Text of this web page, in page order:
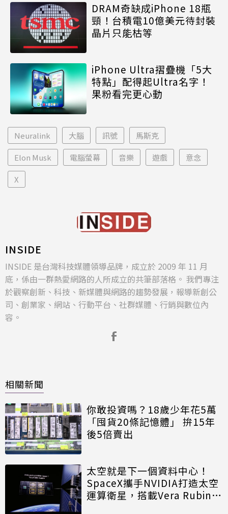
DRAM奇缺成iPhone 18瓶
頸！台積電10億美元待封裝
晶片只能枯等
iPhone Ultra摺疊機「5大
特點」配得起Ultra名字！
果粉看完更心動
Neuralink 大腦 訊號 馬斯克
Elon Musk 電腦螢幕 音樂 遊戲 意念
X
INSIDE
INSIDE 是台灣科技媒體領導品牌，成立於 2009 年 11 月
底，係由一群熱愛網路的人所成立的共筆部落格。 我們專注
於觀察創新、科技、新媒體與網路的趨勢發展，報導新創公
司、創業家、網站、行動平台、社群媒體、行銷與數位內
容。
相關新聞
你敢投資嗎？18歲少年花5萬
「囤貨20條記憶體」 拚15年
後5倍賣出
太空就是下一個資料中心！
SpaceX攜手NVIDIA打造太空
運算衛星，搭載Vera Rubin運